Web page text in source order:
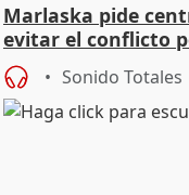
Marlaska pide
evitar el conflicto
Sonido Totales